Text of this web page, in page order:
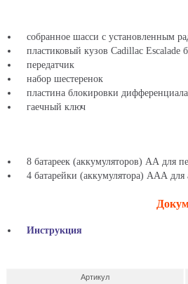
собранное шасси с установленным
пластиковый кузов Cadillac Escalade
передатчик
набор шестеренок
пластина блокировки дифференциала
гаечный ключ
8 батареек (аккумуляторов) АА для
4 батарейки (аккумулятора) ААА для
Инструкция
Артикул